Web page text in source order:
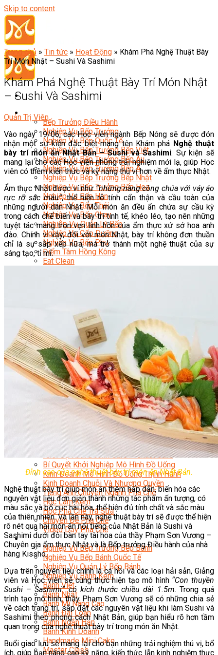
Skip to content
Đầu Bếp
Bếp Trưởng Điều Hành
Nghiệp Vụ Bếp Trưởng
Nghiệp Vụ Bếp Quốc Tế
Nghiệp Vụ Bếp Trưởng Bếp Việt
Nghiệp Vụ Bếp Trưởng Bếp Âu
Nghiệp Vụ Bếp Trưởng Bếp Á
Nghiệp Vụ Bếp Trưởng Bếp Nhật
Nghiệp Vụ Bếp Trưởng Bếp Hoa
Nghiệp Vụ Bếp Hàn
Nghiệp Vụ Bếp Thái
Nghiệp Vụ Bếp Chay
Nghiệp Vụ Quản Lý Bếp
Nghiệp Vụ Cấp Dưỡng
Nghiệp Vụ Bếp Phụ
Điểm Tâm Hồng Kông
Eat Clean
Chuyên Đề Bếp Nóng
Khởi Sự Kinh Doanh Ngành F&B
Khởi Sự Kinh Doanh Nhà Hàng
Bí Quyết Kinh Doanh và Vận Hành Mô Hình Ẩm
Thực
Video Dạy Nấu Ăn
Pha Chế
Nghiệp Vụ Bar Trưởng
Nghiệp Vụ Bartender Chuyên Nghiệp
Nghiệp Vụ Barista Chuyên Nghiệp
Nghiệp Vụ Flair Bartending Chuyên Nghiệp
Nghiệp Vụ Pha Chế Đặc Biệt
Nghiệp Vụ Pha Chế Tổng Hợp
Nghiệp Vụ Quản Lý Bar
Chuyên Gia Cà Phê
Cà Phê Pha Máy
Khởi Sự Kinh Doanh Cafe – Chuỗi Cafe
Bí Quyết Khởi Nghiệp Mô Hình Đồ Uống
Kinh Doanh Mô Hình Đồ Uống Thịnh Hành
Kinh Doanh Chuỗi Và Nhượng Quyền
Tiếng Anh Chuyên Ngành Pha Chế
Học Làm Kem
Học Pha Chế Trà Sữa
Chuyên Đề Pha Chế
Video Dạy Pha Chế
Làm Bánh
Nghiệp Vụ Bếp Trưởng Bếp Bánh
Nghiệp Vụ Bếp Bánh Quốc Tế
Nghiệp Vụ Quản Lý Bếp Bánh
Nghiệp Vụ Bánh Kem
Bánh Việt
Bánh Nhật
Bánh Mì Nâng Cao
Bánh Đài Loan
Bánh Ngắn Hạn
Bánh Kinh Doanh
Handmade Mini Cake
Master Class
Trang chủ » Tin tức » Hoạt Động » Khám Phá Nghệ Thuật Bày
Trí Món Nhật – Sushi Và Sashimi
Khám Phá Nghệ Thuật Bày Trí Món Nhật
– Sushi Và Sashimi
Quản Trị Viên
Vào ngày 19/06, các Học viên ngành Bếp Nóng sẽ được đón
nhận một sự kiện đặc biệt mang tên Khám phá Nghệ thuật
bày trí món ăn Nhật Bản – Sushi và Sashimi. Sự kiện sẽ
mang lại cho các Học viên những trải nghiệm mới lạ, giúp Học
viên có thêm kiến thức và kỹ năng thú vị hơn về ẩm thực Nhật.
Ẩm thực Nhật được ví như“những nàng công chúa với váy áo
rực rỡ sắc màu”, thể hiện rõ tính cẩn thận và cầu toàn của
những người dân Nhật. Mỗi món ăn đều ẩn chứa sự cầu kỳ
trong cách chế biến và bày trí tinh tế, khéo léo, tạo nên những
tuyệt tác mang trọn vẹn linh hồn của ẩm thực xứ sở hoa anh
đào. Chính vì vậy, đối với món Nhật, bày trí không đơn thuần
chỉ là sự sắp xếp nữa, mà trở thành một nghệ thuật của sự
sáng tạo, tỉ mỉ.
Đỉnh cao của nghệ thuật bày trí món ăn Nhật Bản.
Nghệ thuật bày trí giúp món ăn thêm hấp dẫn, biến hóa các
nguyên vật liệu đơn giản thành những tác phẩm ấn tượng, có
màu sắc và bố cục hài hòa, thể hiện đủ tính chất và sắc màu
của thiên nhiên. Và lần này, nghệ thuật bày trí sẽ được thể hiện
rõ nét qua hai món ăn nổi tiếng của Nhật Bản là Sushi và
Sashimi dưới đôi bàn tay tài hoa của thầy Phạm Sơn Vương –
Chuyên gia ẩm thực Nhật và là Bếp trưởng Điều hành của nhà
hàng Kissho.
Dựa trên nguyên liệu chính là cá hồi và các loại hải sản, Giảng
viên và Học viên sẽ cùng thực hiện tạo mô hình “Con thuyền
Sushi – Sashimi” có kích thước chiều dài 1.5m. Trong quá
trình tạo mô hình, thầy Phạm Sơn Vương sẽ có những chia sẻ
về cách trang trí, sắp đặt các nguyên vật liệu khi làm Sushi và
Sashimi theo phong cách Nhật Bản, giúp bạn hiểu rõ hơn tầm
quan trọng của nghệ thuật bày trí trong món ăn Nhật.
Buổi giao lưu sẽ mang lại cho bạn những trải nghiệm thú vị, bổ
ích, giúp bạn nâng cao kỹ năng, kiến thức lẫn kinh nghiệm thực